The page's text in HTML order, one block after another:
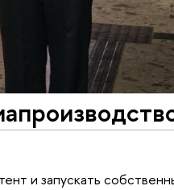
и запускать